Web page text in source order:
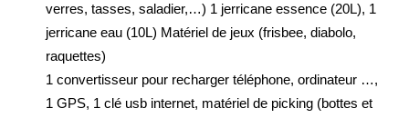
verres, tasses, saladier,…) 1 jerricane essence (20L), 1
jerricane eau (10L) Matériel de jeux (frisbee, diabolo,
raquettes)
1 convertisseur pour recharger téléphone, ordinateur …,
1 GPS, 1 clé usb internet, matériel de picking (bottes et